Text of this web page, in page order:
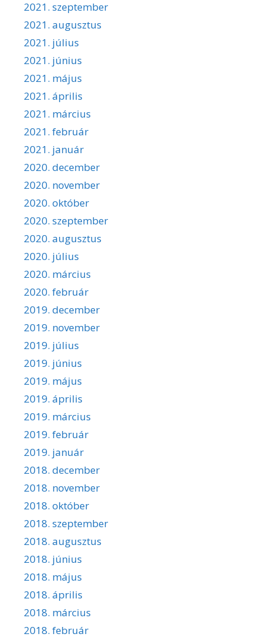
2021. szeptember
2021. augusztus
2021. július
2021. június
2021. május
2021. április
2021. március
2021. február
2021. január
2020. december
2020. november
2020. október
2020. szeptember
2020. augusztus
2020. július
2020. március
2020. február
2019. december
2019. november
2019. július
2019. június
2019. május
2019. április
2019. március
2019. február
2019. január
2018. december
2018. november
2018. október
2018. szeptember
2018. augusztus
2018. június
2018. május
2018. április
2018. március
2018. február